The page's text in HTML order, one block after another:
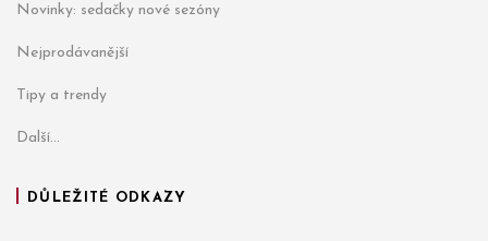
Novinky: sedačky nové sezóny
Nejprodávanější
Tipy a trendy
Další...
DŮLEŽITÉ ODKAZY